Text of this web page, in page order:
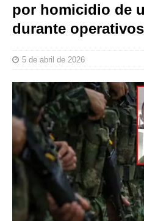
por homicidio de
durante
5 de abril de 2026